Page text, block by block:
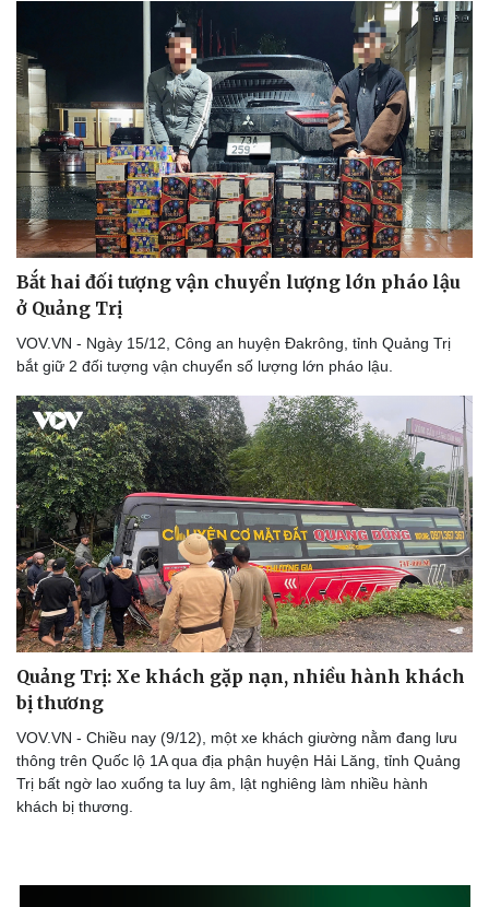
Lịch thi đấu bóng đá
Thế giới thể thao
eSports
Hậu trường
Ô tô - Xe máy
Ô tô
Xe máy
Tư vấn
Bắt hai đối tượng vận chuyển lượng lớn pháo lậu
ở Quảng Trị
VOV.VN - Ngày 15/12, Công an huyện Đakrông, tỉnh Quảng Trị
bắt giữ 2 đối tượng vận chuyển số lượng lớn pháo lậu.
Quảng Trị: Xe khách gặp nạn, nhiều hành khách
bị thương
VOV.VN - Chiều nay (9/12), một xe khách giường nằm đang lưu
thông trên Quốc lộ 1A qua địa phận huyện Hải Lăng, tỉnh Quảng
Trị bất ngờ lao xuống ta luy âm, lật nghiêng làm nhiều hành
khách bị thương.